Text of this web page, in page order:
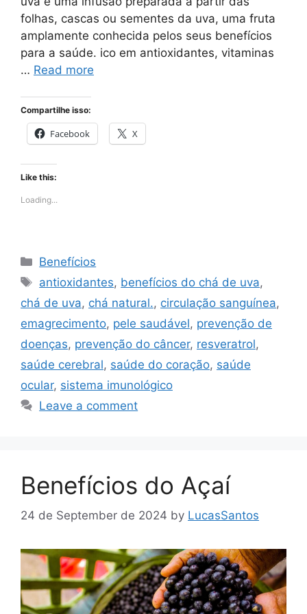
folhas, cascas ou sementes da uva, uma fruta
amplamente conhecida pelos seus benefícios
para a saúde. ico em antioxidantes, vitaminas
… Read more
Compartilhe isso:
Facebook X
Like this:
Loading...
Categories
Benefícios
Tags
antioxidantes, benefícios do chá de uva,
chá de uva, chá natural., circulação sanguínea,
emagrecimento, pele saudável, prevenção de
doenças, prevenção do câncer, resveratrol,
saúde cerebral, saúde do coração, saúde
ocular, sistema imunológico
Leave a comment
Benefícios do Açaí
24 de September de 2024 by LucasSantos